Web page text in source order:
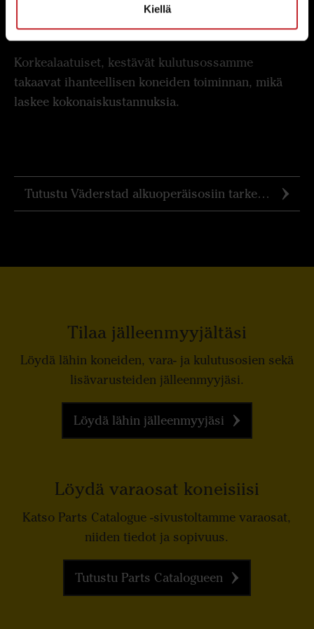
Kiellä
Matalin hehtaarikustannus
Korkealaatuiset, kestävät kulutusossamme
takaavat ihanteellisen koneiden toiminnan, mikä
laskee kokonaiskustannuksia.
Tutustu Väderstad alkuoperäisosiin tarkemmin
Tilaa jälleenmyyjältäsi
Löydä lähin koneiden, vara- ja kulutusosien sekä
lisävarusteiden jälleenmyyjäsi.
Löydä lähin jälleenmyyjäsi
Löydä varaosat koneisiisi
Katso Parts Catalogue -sivustoltamme varaosat,
niiden tiedot ja sopivuus.
Tutustu Parts Catalogueen